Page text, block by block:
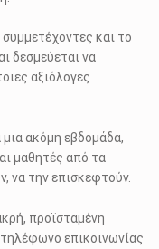
και το
δεσμεύεται να
αξιόλογες
μια ακόμη εβδομάδα,
μαθητές από τα
να την επισκεφτούν.
προϊσταμένη
επικοινωνίας